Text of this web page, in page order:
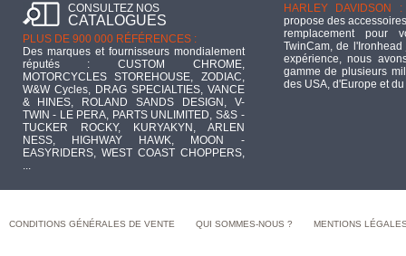
CONSULTEZ NOS
CATALOGUES
PLUS DE 900 000 RÉFÉRENCES :
Des marques et fournisseurs mondialement
réputés : CUSTOM CHROME,
MOTORCYCLES STOREHOUSE, ZODIAC,
W&W Cycles, DRAG SPECIALTIES, VANCE
& HINES, ROLAND SANDS DESIGN, V-
TWIN - LE PERA, PARTS UNLIMITED, S&S -
TUCKER ROCKY, KURYAKYN, ARLEN
NESS, HIGHWAY HAWK, MOON -
EASYRIDERS, WEST COAST CHOPPERS,
HARLEY DAVIDSON :
propose des
remplacement pour
TwinCam, de
expérience, nous
gamme de plusieurs
des USA, d'Europe et
CONDITIONS GÉNÉRALES DE VENTE QUI SOMMES-NOUS ? MENTIONS